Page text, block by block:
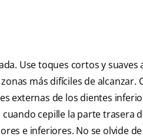
Use toques cortos y suaves
más difíciles de alcanzar.
externas de los dientes
cepille la parte trasera
e inferiores. No se olvide